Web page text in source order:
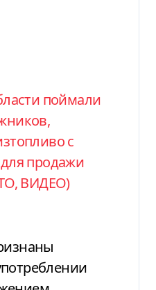
поймали
с
продажи
ВИДЕО)